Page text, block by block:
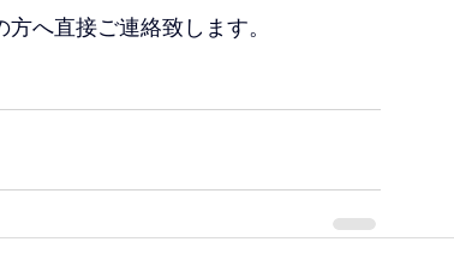
へ直接ご連絡致します。